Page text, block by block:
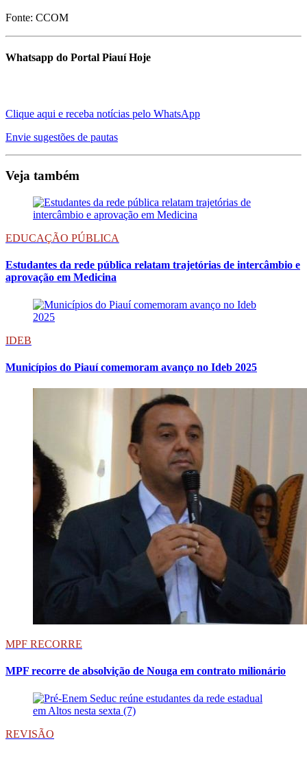
Fonte: CCOM
Whatsapp do Portal Piauí Hoje
Clique aqui e receba notícias pelo WhatsApp
Envie sugestões de pautas
Veja também
EDUCAÇÃO PÚBLICA
Estudantes da rede pública relatam trajetórias de intercâmbio e
aprovação em Medicina
IDEB
Municípios do Piauí comemoram avanço no Ideb 2025
MPF RECORRE
MPF recorre de absolvição de Nouga em contrato milionário
REVISÃO